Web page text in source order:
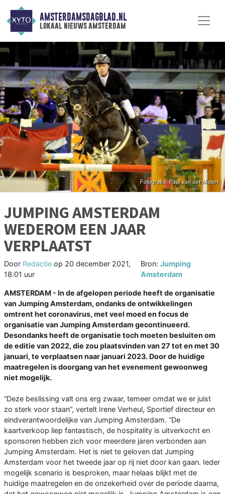
AMSTERDAMSDAGBLAD.NL
lokaal nieuws amsterdam
JUMPING AMSTERDAM
WEDEROM EEN JAAR
VERPLAATST
Door Redactie op 20 december 2021,
18:01 uur
Bron:Jumping
Amsterdam
AMSTERDAM - In de afgelopen periode heeft de organisatie
van Jumping Amsterdam, ondanks de ontwikkelingen
omtrent het coronavirus, met veel moed en focus de
organisatie van Jumping Amsterdam gecontinueerd.
Desondanks heeft de organisatie toch moeten besluiten om
de editie van 2022, die zou plaatsvinden van 27 tot en met 30
januari, te verplaatsen naar januari 2023. Door de huidige
maatregelen is doorgang van het evenement gewoonweg
niet mogelijk.
“Deze beslissing valt ons erg zwaar, temeer omdat we er juist
zo sterk voor staan”, vertelt Irene Verheul, Sportief directeur en
eindverantwoordelijke van Jumping Amsterdam. “De
kaartverkoop liep fantastisch, de hospitality is uitverkocht en
sponsoren hebben zich voor meerdere jaren verbonden aan
Jumping Amsterdam. Het is niet te geloven dat Jumping
Amsterdam voor het tweede jaar op rij niet door kan gaan. Ieder
mogelijk scenario is besproken, maar helaas blijkt met de
huidige maatregelen en de onzekerheid over de periode daarna,